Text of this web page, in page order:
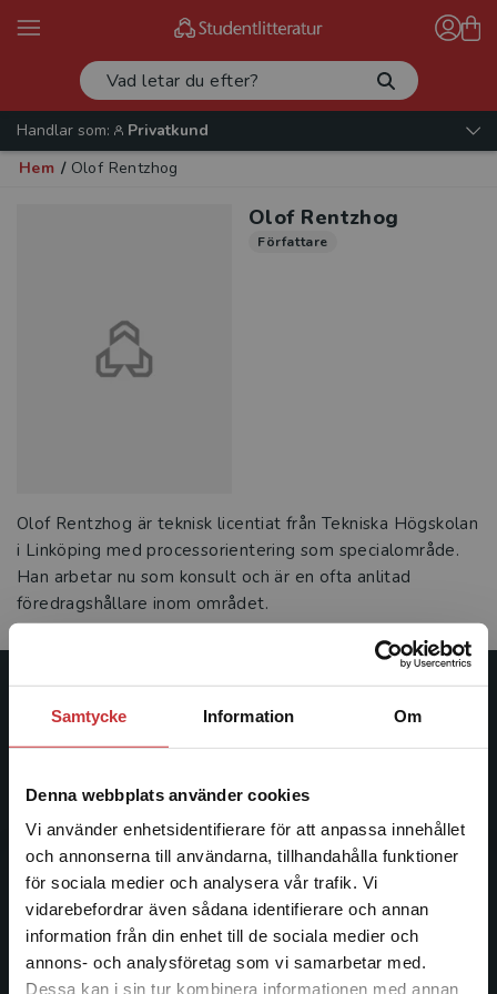
Samtycke Information Om
Denna webbplats använder cookies
Vi använder enhetsidentifierare för att anpassa innehållet
och annonserna till användarna, tillhandahålla funktioner
för sociala medier och analysera vår trafik. Vi
vidarebefordrar även sådana identifierare och annan
information från din enhet till de sociala medier och
annons- och analysföretag som vi samarbetar med.
Dessa kan i sin tur kombinera informationen med annan
Begränsad fraktregion
Handlar som:
Privatkund
Hem / Olof Rentzhog
Olof Rentzhog
Författare
Olof Rentzhog är teknisk licentiat från Tekniska Högskolan
i Linköping med processorientering som specialområde.
Han arbetar nu som konsult och är en ofta anlitad
föredragshållare inom området.
Studentlitteratur
ledande utbildningsförlag. Med läromedel, kurslitteratur,
facklitteratur, utbildningar och digitala
informationstjänster i utbudet, finns Studentlitteratur med
längs hela kunskapsresan.
Kontakta oss
Kontakta oss